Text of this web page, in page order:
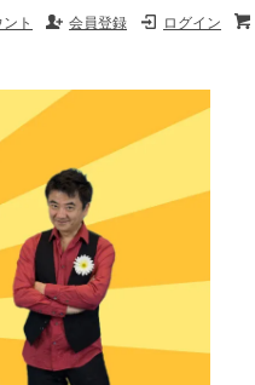
ログイン
会員登録
ト